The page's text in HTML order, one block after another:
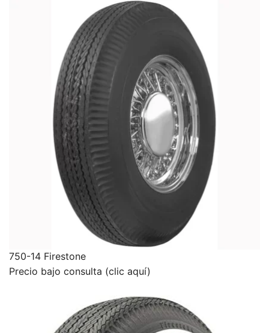
750-14 Firestone
Precio bajo consulta (clic aquí)